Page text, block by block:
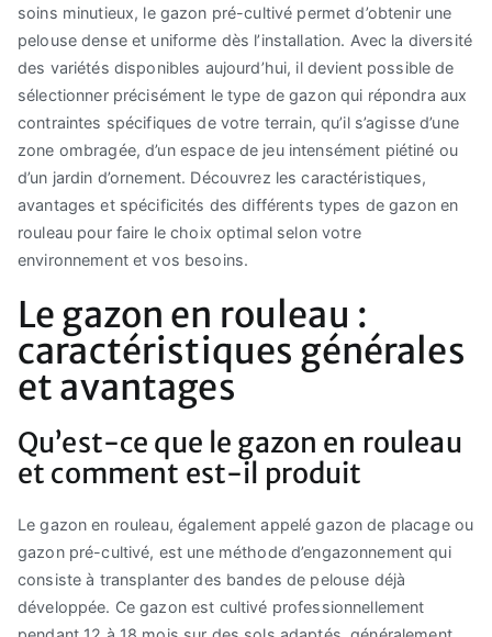
soins minutieux, le gazon pré-cultivé permet d’obtenir une
pelouse dense et uniforme dès l’installation. Avec la diversité
des variétés disponibles aujourd’hui, il devient possible de
sélectionner précisément le type de gazon qui répondra aux
contraintes spécifiques de votre terrain, qu’il s’agisse d’une
zone ombragée, d’un espace de jeu intensément piétiné ou
d’un jardin d’ornement. Découvrez les caractéristiques,
avantages et spécificités des différents types de gazon en
rouleau pour faire le choix optimal selon votre
environnement et vos besoins.
Le gazon en rouleau :
caractéristiques générales
et avantages
Qu’est-ce que le gazon en rouleau
et comment est-il produit
Le gazon en rouleau, également appelé gazon de placage ou
gazon pré-cultivé, est une méthode d’engazonnement qui
consiste à transplanter des bandes de pelouse déjà
développée. Ce gazon est cultivé professionnellement